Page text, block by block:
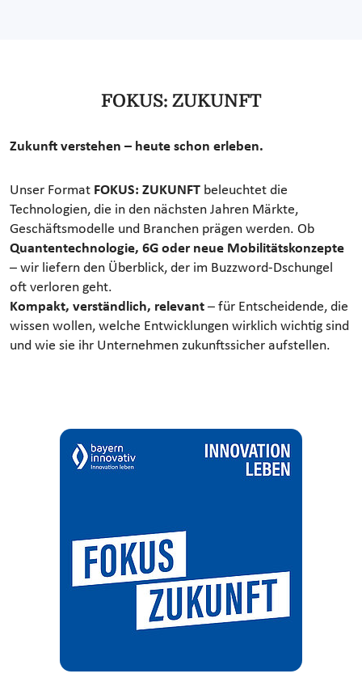
FOKUS: ZUKUNFT
Zukunft verstehen – heute schon erleben.
Unser Format FOKUS: ZUKUNFT beleuchtet die
Technologien, die in den nächsten Jahren Märkte,
Geschäftsmodelle und Branchen prägen werden. Ob
Quantentechnologie, 6G oder neue Mobilitätskonzepte
– wir liefern den Überblick, der im Buzzword-Dschungel
oft verloren geht.
Kompakt, verständlich, relevant – für Entscheidende, die
wissen wollen, welche Entwicklungen wirklich wichtig sind
und wie sie ihr Unternehmen zukunftssicher aufstellen.